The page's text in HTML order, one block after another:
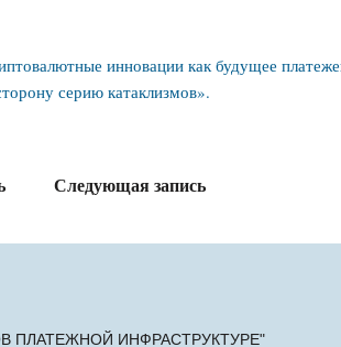
инновации как будущее
серию катаклизмов».
Следующая запись
ПЛАТЕЖНОЙ ИНФРАСТРУКТУРЕ"